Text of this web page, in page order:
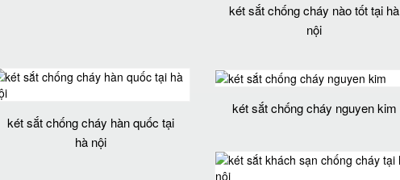
két sắt chống cháy nào tốt tại hà
nội
két sắt chống cháy hàn quốc tại
hà nội
két sắt chống cháy nguyen kim